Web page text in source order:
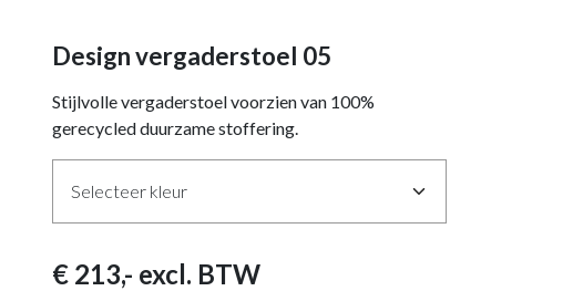
Design vergaderstoel 05
Stijlvolle vergaderstoel voorzien van 100%
gerecycled duurzame stoffering.
€ 213,- excl. BTW